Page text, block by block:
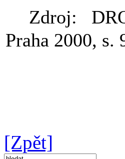
Zdroj:
Praha 2000, s.
[Zpět]